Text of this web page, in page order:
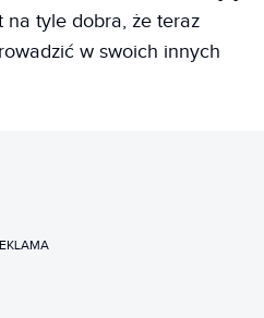
na tyle dobra, że teraz
w swoich innych